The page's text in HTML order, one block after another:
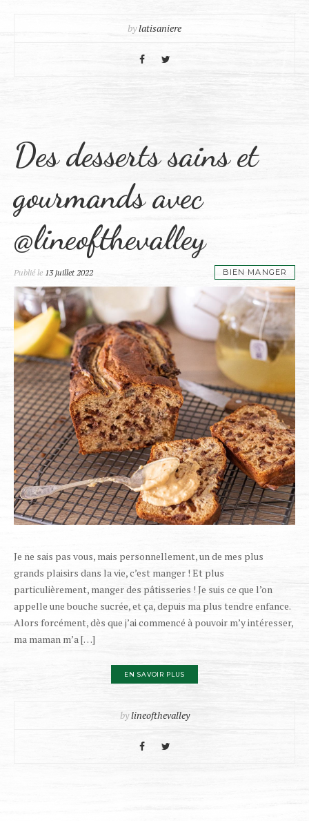
bylatisaniere
Des desserts sains et
gourmands avec
@lineofthevalley
Publié le 13 juillet 2022 BIEN MANGER
Je ne sais pas vous, mais personnellement, un de mes plus
grands plaisirs dans la vie, c’est manger ! Et plus
particulièrement, manger des pâtisseries ! Je suis ce que l’on
appelle une bouche sucrée, et ça, depuis ma plus tendre enfance.
Alors forcément, dès que j’ai commencé à pouvoir m’y intéresser,
ma maman m’a […]
EN SAVOIR PLUS
bylineofthevalley